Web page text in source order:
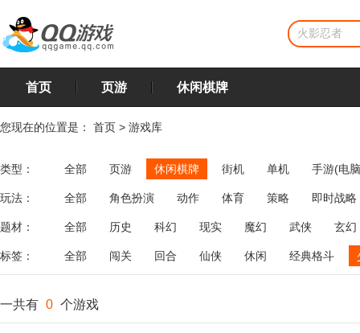
首页 页游 休闲棋牌
您现在的位置是： 首页 > 游戏库
类型： 全部 页游 休闲棋牌 街机 单机 手游(电
玩法： 全部 角色扮演 动作 体育 策略
即时战略
飞行
恋爱 第三人称射击 棋类 牌类 麻将
题材： 全部 历史 科幻 现实 魔幻 武侠 玄幻
标签： 全部 闯关 回合 仙侠 休闲 经典格斗
一共有 0 个游戏